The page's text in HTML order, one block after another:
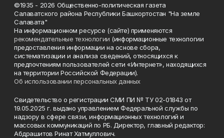
©1935 - 2026 Общественно-политическая газета
Салаватского района Республики Башкортостан "На земле
Салавата"
На информационном ресурсе (сайте) применяются
рекомендательные технологии (информационные технологии
предоставления информации на основе сбора,
систематизации и анализа сведений, относящихся к
предпочтениям пользователей сети «Интернет», находящихся
на территории Российской Федерации).
Об использовании персональных данных
Свидетельство о регистрации СМИ ПИ № ТУ 02-01843 от
19.05.2025 г. выдано управлением Федеральной службы по
надзору в сфере связи, информационных технологий и
массовых коммуникаций по РБ. Директор, главный редактор:
Абдрашитов Ринат Хатмуллович.